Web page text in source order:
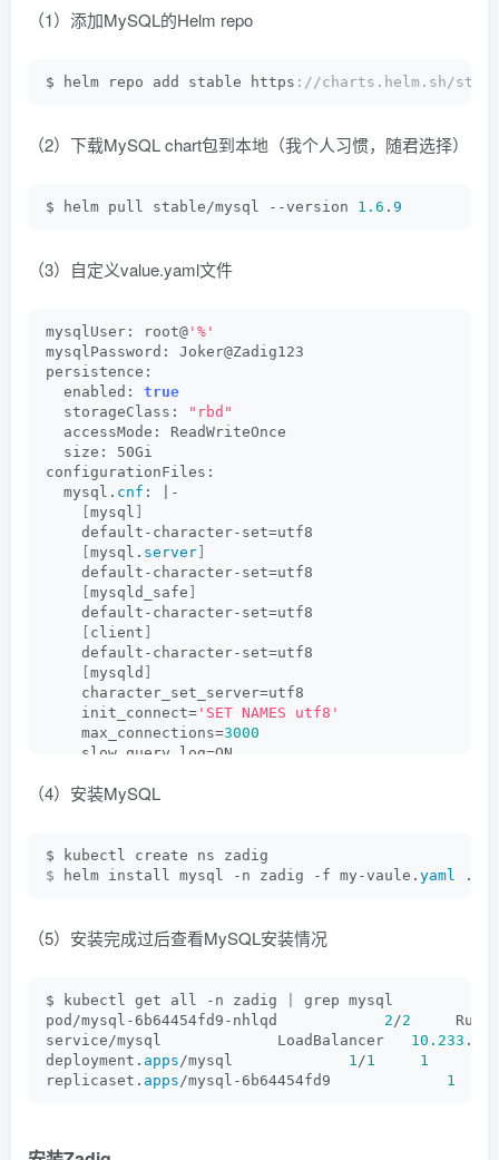
（1）添加MySQL的Helm repo
$ helm repo add stable https ://charts.helm.sh/
（2）下载MySQL chart包到本地（我个人习惯，随君选择）
$ helm pull stable/mysql --version 1.6 . 9
（3）自定义value.yaml文件
mysqlUser: root@ '%'
mysqlPassword: Joker@Zadig123
persistence:
  enabled:
true
  storageClass:
"rbd"
  accessMode: ReadWriteOnce
  size: 50Gi
configurationFiles:
  mysql.
cnf : |-
mysql
    default-character-set=utf8
mysql. server
    default-character-set=utf8
mysqld_safe
    default-character-set=utf8
client
    default-character-set=utf8
mysqld
    character_set_server=utf8
    init_connect=
'SET NAMES utf8'
    max_connections=
3000
    slow_query_log=ON
    long_query_time=
（4）安装MySQL
$ kubectl create ns zadig
$ helm install mysql -n zadig -f my-vaule. yaml .
（5）安装完成过后查看MySQL安装情况
$ kubectl get all -n zadig
grep mysql
pod/mysql-6b64454fd9-nhlqd 2/2
service/mysql             LoadBalancer 10.233 .
deployment. apps/mysql 1/1
1
replicaset. apps/mysql-6b64454fd9 1